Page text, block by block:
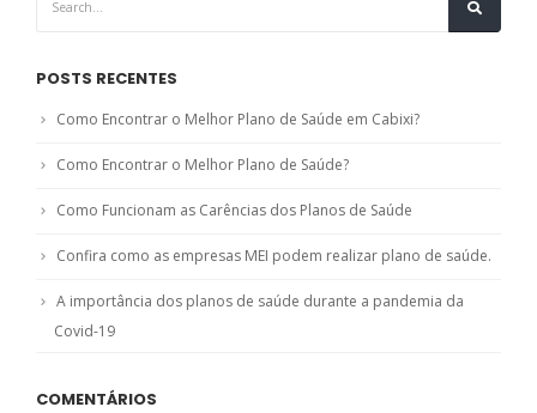
POSTS RECENTES
Como Encontrar o Melhor Plano de Saúde em Cabixi?
Como Encontrar o Melhor Plano de Saúde?
Como Funcionam as Carências dos Planos de Saúde
Confira como as empresas MEI podem realizar plano de saúde.
A importância dos planos de saúde durante a pandemia da
Covid-19
COMENTÁRIOS